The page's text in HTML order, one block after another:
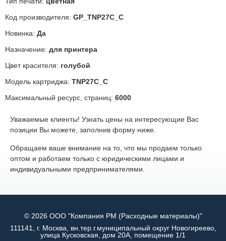
Код производителя: GP_TNP27С_C
Новинка: Да
Назначение: для принтера
Цвет красителя: голубой
Модель картриджа: TNP27С_C
Максимальный ресурс, страниц: 6000
Уважаемые клиенты! Узнать цены на интересующие Вас
позиции Вы можете, заполнив форму ниже.
Обращаем ваше внимание на то, что мы продаем только
оптом и работаем только с юридическими лицами и
индивидуальными предпринимателями.
© 2026 ООО "Компания РМ (Расходные материалы)"
111141, г. Москва, вн.тер.г.муниципальный округ Новогиреево,
улица Кусковская, дом 20А, помещение 1/1